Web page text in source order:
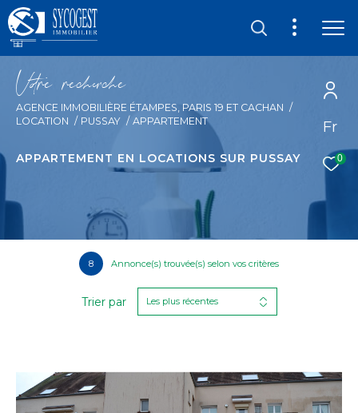
Fr
0
Vore recece
AGENCE IMMOBILIÈRE ÉTAMPES, PARIS 19 ET CACHAN
LOCATION
PUSSAY APPARTEMENT
APPARTEMENT EN LOCATIONS SUR PUSSAY
8 Annonce(s) trouvée(s) selon vos critères
Trier par Les plus récentes